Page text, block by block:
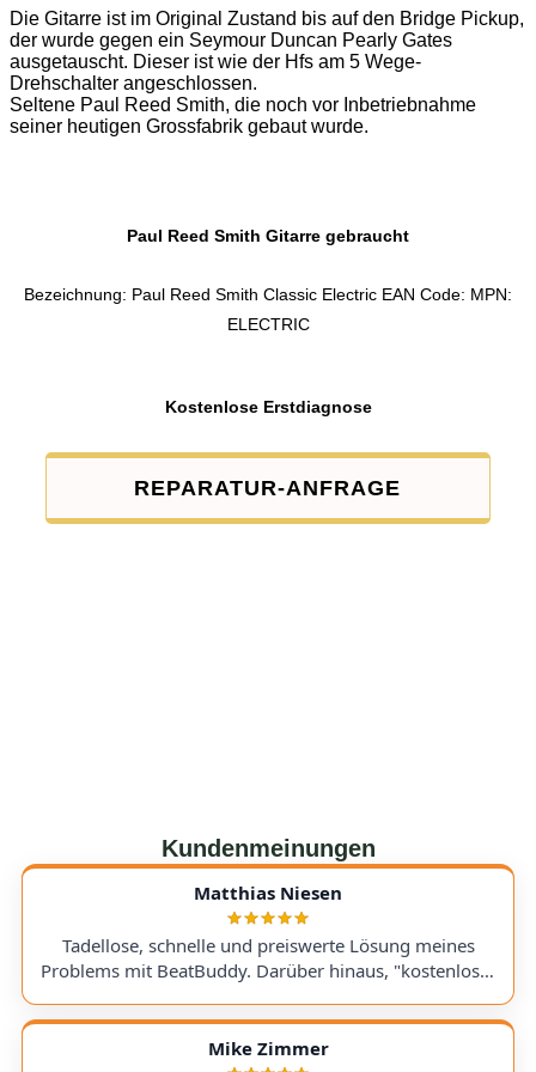
Die Gitarre ist im Original Zustand bis auf den Bridge Pickup,
der wurde gegen ein Seymour Duncan Pearly Gates
ausgetauscht. Dieser ist wie der Hfs am 5 Wege-
Drehschalter angeschlossen.
Seltene Paul Reed Smith, die noch vor Inbetriebnahme
seiner heutigen Grossfabrik gebaut wurde.
Paul Reed Smith Gitarre gebraucht
Bezeichnung: Paul Reed Smith Classic Electric EAN Code: MPN:
ELECTRIC
Kostenlose Erstdiagnose
REPARATUR-ANFRAGE
Kundenmeinungen
Matthias Niesen
Tadellose, schnelle und preiswerte Lösung meines
Problems mit BeatBuddy. Darüber hinaus, "kostenloser
bringe. Kommunikation lief hervorragend und die
Rücksendung meines Gerätes ging schnell und
Mike Zimmer